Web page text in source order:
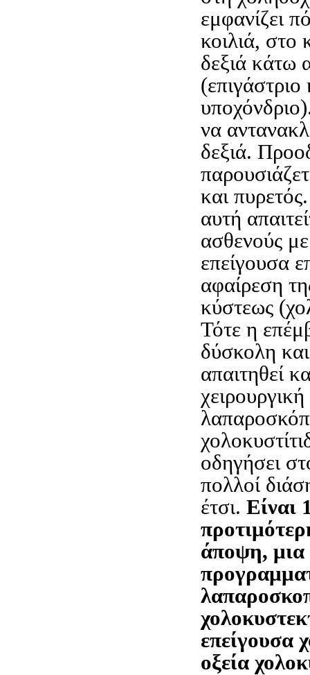
εμφανίζει
κοιλιά, στο
δεξιά κάτω
(επιγάστριο
να
δεξιά.
και
αυτή
ασθενούς με
επείγουσα
αφαίρεση
κύστεως
Τότε η
δύσκολη
απαιτηθεί
οδηγήσει
πολλοί
έτσι. Είναι
άποψη, μια
επείγουσα
οξεία